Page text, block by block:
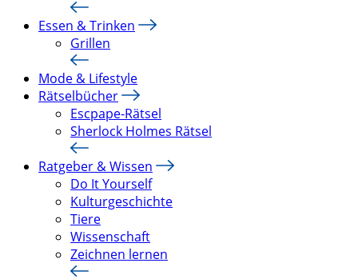
Essen & Trinken
Grillen
Mode & Lifestyle
Rätselbücher
Escpape-Rätsel
Sherlock Holmes Rätsel
Ratgeber & Wissen
Do It Yourself
Kulturgeschichte
Tiere
Wissenschaft
Zeichnen lernen